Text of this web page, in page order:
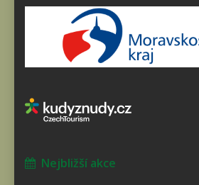
Nejbližší akce